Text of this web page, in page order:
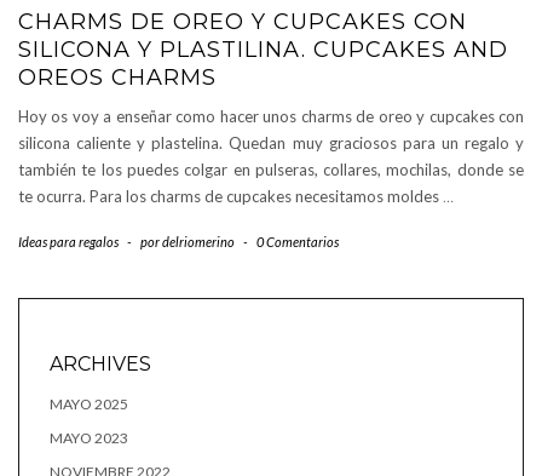
CHARMS DE OREO Y CUPCAKES CON
SILICONA Y PLASTILINA. CUPCAKES AND
OREOS CHARMS
Hoy os voy a enseñar como hacer unos charms de oreo y cupcakes con
silicona caliente y plastelina. Quedan muy graciosos para un regalo y
también te los puedes colgar en pulseras, collares, mochilas, donde se
te ocurra. Para los charms de cupcakes necesitamos moldes …
Ideas para regalos - pordelriomerino - 0 Comentarios
ARCHIVES
MAYO 2025
MAYO 2023
NOVIEMBRE 2022